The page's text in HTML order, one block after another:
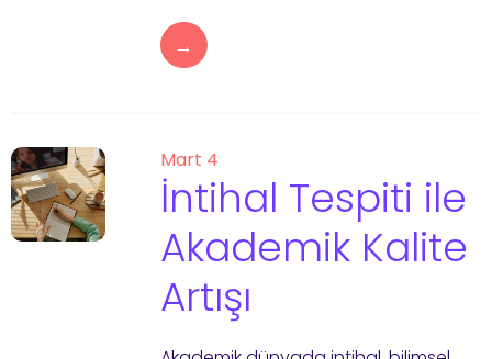
→
Mart 4
İntihal Tespiti ile
Akademik Kalite
Artışı